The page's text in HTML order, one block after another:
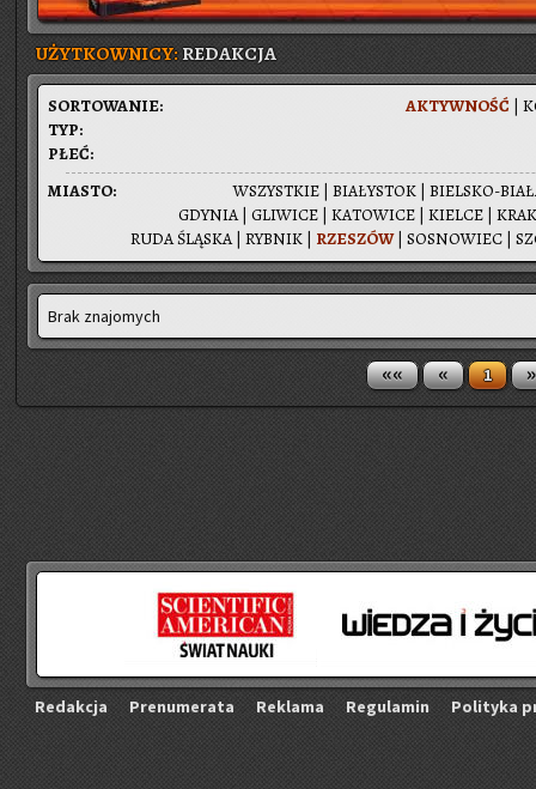
UŻYTKOWNICY:REDAKCJA
AK­TYW­NOŚĆ |
SOR­TO­WA­NIE:
TYP:
PŁEĆ:
WSZYST­KIE | BIA­ŁY­STOK | BIEL­SKO-
GDY­NIA| GLI­WI­CE | KA­TO­WI­CE | KIEL­CE |
RUDA ŚLĄ­SKA| RYB­NIK | RZE­SZÓW| SO­SNO­WIEC |
MIA­STO:
Brak znajomych
«« « 1 »
Re­dak­cja Pre­nu­me­ra­ta Re­kla­ma Re­gu­la­min Po­li­ty­ka